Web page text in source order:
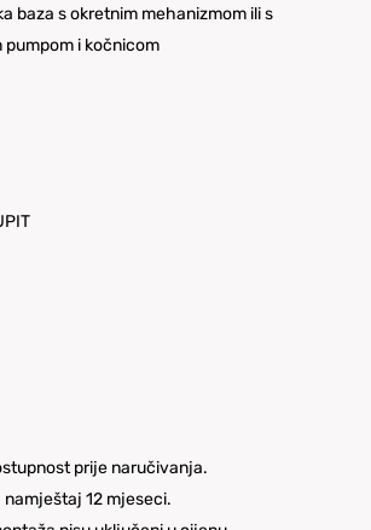
baza s okretnim mehanizmom ili s
pumpom i kočnicom
prije naručivanja.
12 mjeseci.